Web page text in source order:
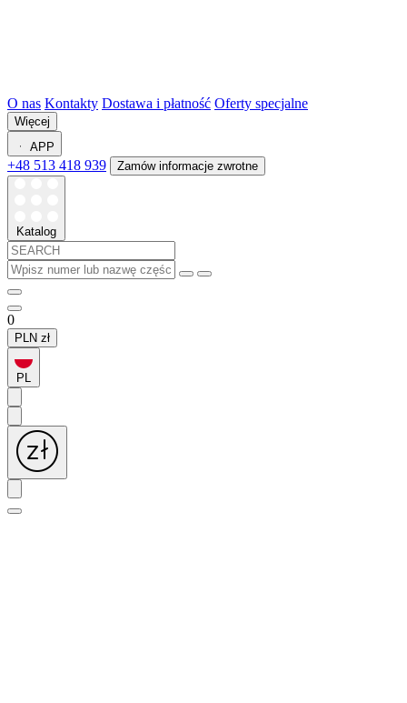
O nas Kontakty Dostawa i płatność Oferty specjalne
Więcej
APP
+48 513 418 939 Zamów informacje zwrotne
Katalog
0
PLN zł
PL